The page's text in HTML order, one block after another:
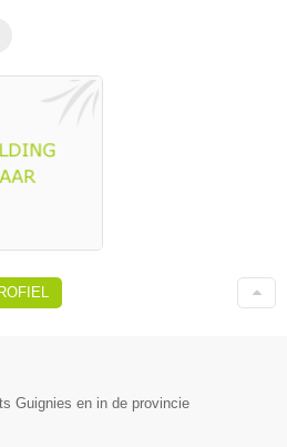
Guignies en in de provincie